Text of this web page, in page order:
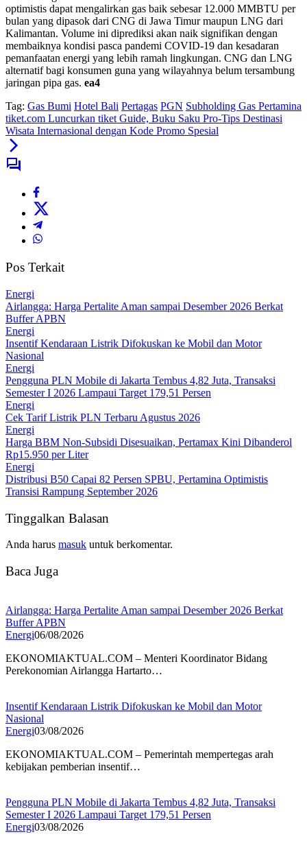
optimistis dapat mengalirkan gas baik sebesar 12.000 MMBTU per
bulan yang dipasok dari CNG di Jawa Timur maupun LNG dari
Kalimantan. Volume ini diprediksi akan naik signifikan dengan
membaiknya kondisi pasca pandemi COVID-19 dan kesadaran
pemanfaatan energi yang lebih ramah lingkungan. CNG dan LNG
alternatif bagi konsumen guna yang wilayahnya belum tersambung
jaringan pipa gas. ea4
Tag: Gas Bumi Hotel Bali Pertagas PGN Subholding Gas Pertamina
tiket.com Luncurkan tiket Guide, Buku Saku Pro-Tips Destinasi
Wisata Internasional dengan Kode Promo Spesial
Pos Terkait
Energi
Airlangga: Harga Pertalite Aman sampai Desember 2026 Berkat
Buffer APBN
Energi
Insentif Kendaraan Listrik Difokuskan ke Mobil dan Motor
Nasional
Energi
Pengguna PLN Mobile di Jakarta Tembus 4,82 Juta, Transaksi
Semester I 2026 Lampaui Target 179,51 Persen
Energi
Cek Tarif Listrik PLN Terbaru Agustus 2026
Energi
Harga BBM Non-Subsidi Disesuaikan, Pertamax Kini Dibanderol
Rp15.950 per Liter
Energi
Distribusi B50 Capai 82 Persen SPBU, Pertamina Optimistis
Transisi Rampung September 2026
Tinggalkan Balasan
Anda harus masuk untuk berkomentar.
Baca Juga
Airlangga: Harga Pertalite Aman sampai Desember 2026 Berkat
Buffer APBN
Energi06/08/2026
EKONOMIAKTUAL.COM – Menteri Koordinator Bidang
Perekonomian Airlangga Hartarto…
Insentif Kendaraan Listrik Difokuskan ke Mobil dan Motor
Nasional
Energi03/08/2026
EKONOMIAKTUAL.COM – Pemerintah mempertegas arah
kebijakan pemberian insentif…
Pengguna PLN Mobile di Jakarta Tembus 4,82 Juta, Transaksi
Semester I 2026 Lampaui Target 179,51 Persen
Energi03/08/2026